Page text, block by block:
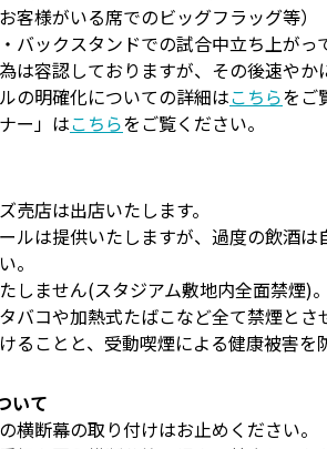
客様がいる席でのビッグフラッグ等）
バックスタンドでの試合中立ち上が
は容認しておりますが、その後速やか
の明確化についての詳細はこちらをご
ー」はこちらをご覧ください。
売店は出店いたします。
ルは提供いたしますが、過度の飲酒
。
しません(スタジアム敷地内全面禁煙)。
バコや加熱式たばこなど全て禁煙とさ
ることと、受動喫煙による健康被害を
いて
横断幕の取り付けはお止めください。